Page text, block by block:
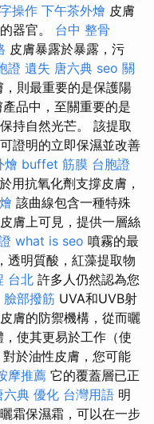
操作 下午茶外燴 皮膚
器官。 台中 整骨
皮膚暴露於暴露，污
證 遺失 唐六典 seo 關
則最重要的是保護陽
品中，至關重要的是
持自然光芒。 該提取
證明的立即保濕並改善
燴 buffet 筋膜 台胞證
用抗氧化劑支撐皮膚，
該曲線包含一種特殊
膚上可見，提供一層絲
what is seo 噴霧的最
透明質酸，紅藻提取物
台北 許多人仍然認為您
臉部撥筋 UVA和UVB射
膚的防禦機構，從而曬
使其更易於工作（使
對於油性皮膚，您可能
摩推薦 它的覆蓋層已正
六典 優化 台灣用語 明
霜保濕霜，可以在一步